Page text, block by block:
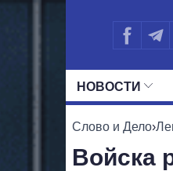
НОВОСТИ
Слово и Дело›
Войска